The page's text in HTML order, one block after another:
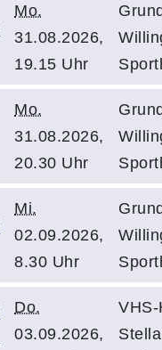
Mo.
31.08.2026,
19.15 Uhr
Mo.
31.08.2026,
20.30 Uhr
Mi.
02.09.2026,
8.30 Uhr
Do.
03.09.2026,